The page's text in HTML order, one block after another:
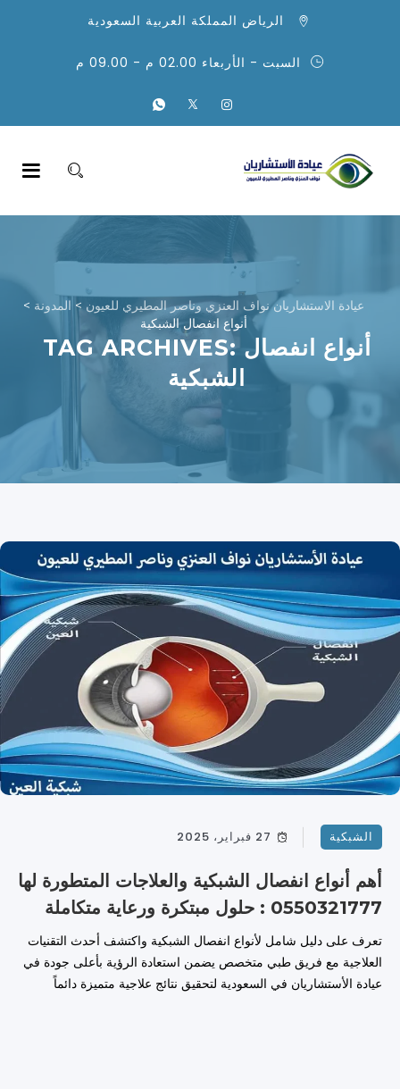
الرياض المملكة العربية السعودية
السبت - الأربعاء 02.00 م - 09.00 م
عيادة الاستشاريان نواف العنزي وناصر المطيري للعيون > المدونة >
أنواع انفصال الشبكية
TAG ARCHIVES: أنواع انفصال
الشبكية
الشبكية 27 فبراير، 2025
أهم أنواع انفصال الشبكية والعلاجات المتطورة لها
0550321777 : حلول مبتكرة ورعاية متكاملة
تعرف على دليل شامل لأنواع انفصال الشبكية واكتشف أحدث التقنيات
العلاجية مع فريق طبي متخصص يضمن استعادة الرؤية بأعلى جودة في
عيادة الأستشاريان في السعودية لتحقيق نتائج علاجية متميزة دائماً